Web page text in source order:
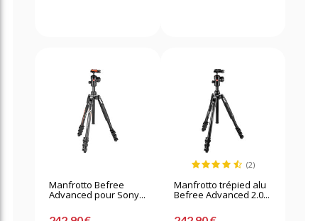
Manfrotto Befree
Advanced pour Sony...
(2)
Manfrotto trépied alu
Befree Advanced 2.0...